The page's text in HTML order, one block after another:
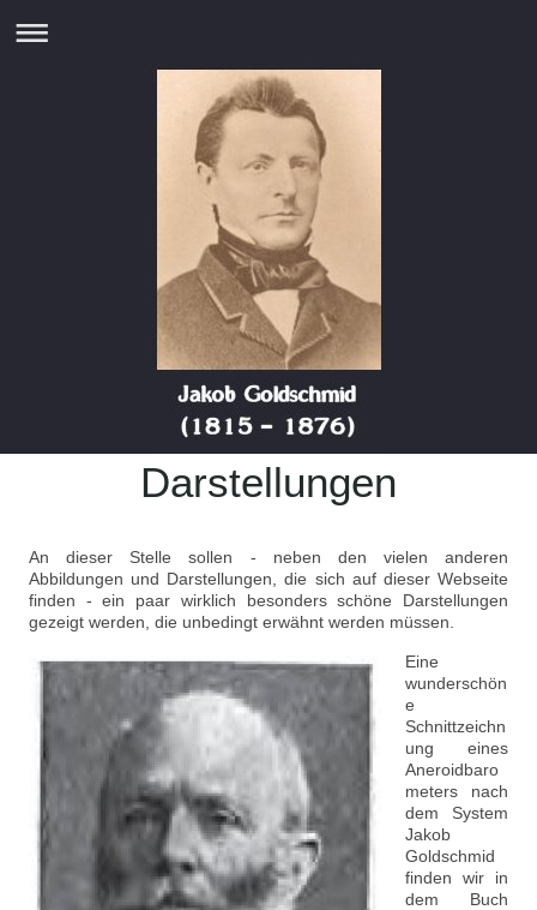
Darstellungen
An dieser Stelle sollen - neben den vielen anderen
Abbildungen und Darstellungen, die sich auf dieser Webseite
finden - ein paar wirklich besonders schöne Darstellungen
gezeigt werden, die unbedingt erwähnt werden müssen.
Eine
wunderschön
e
Schnittzeichn
ung eines
Aneroidbaro
meters nach
dem System
Jakob
Goldschmid
finden wir in
dem Buch